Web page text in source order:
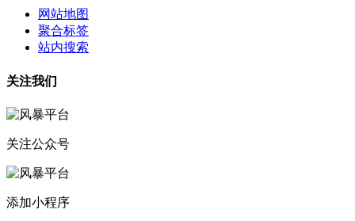
网站地图
聚合标签
站内搜索
关注我们
关注公众号
添加小程序